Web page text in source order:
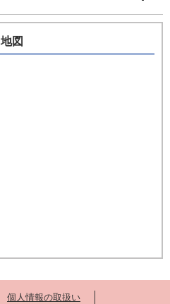
地図
個人情報の取扱い